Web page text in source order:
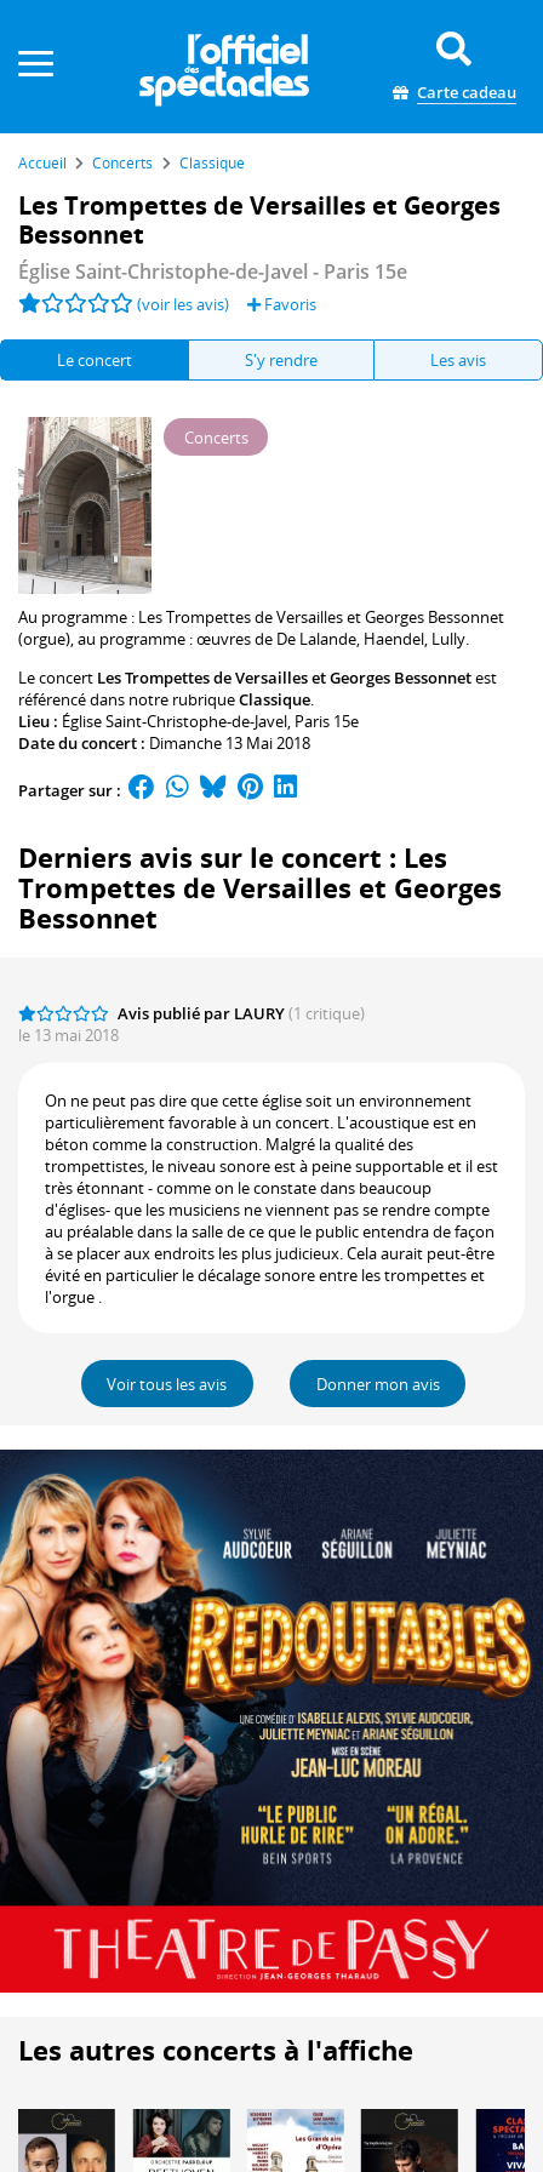
Carte cadeau
Accueil Concerts Classique
Les Trompettes de Versailles et Georges
Bessonnet
Église Saint-Christophe-de-Javel - Paris 15e
(voir les avis) Favoris
Le concert S'y rendre Les avis
Concerts
Au programme : Les Trompettes de VersaillesetGeorges Bessonnet
(orgue), au programme : œuvres de De Lalande, Haendel, Lully.
Le concert Les Trompettes de Versailles et Georges Bessonnetest
référencé dans notre rubriqueClassique.
Lieu : Église Saint-Christophe-de-Javel, Paris 15e
Date du concert : Dimanche 13 Mai 2018
Partager sur :
Derniers avis sur le concert : Les
Trompettes de Versailles et Georges
Bessonnet
Avis publié par LAURY(1 critique)
le 13 mai 2018
On ne peut pas dire que cette église soit un environnement
particulièrement favorable à un concert. L'acoustique est en
béton comme la construction. Malgré la qualité des
trompettistes, le niveau sonore est à peine supportable et il est
très étonnant - comme on le constate dans beaucoup
d'églises- que les musiciens ne viennent pas se rendre compte
au préalable dans la salle de ce que le public entendra de façon
à se placer aux endroits les plus judicieux. Cela aurait peut-être
évité en particulier le décalage sonore entre les trompettes et
l'orgue .
Voir tous les avis Donner mon avis
Les autres concerts à l'affiche